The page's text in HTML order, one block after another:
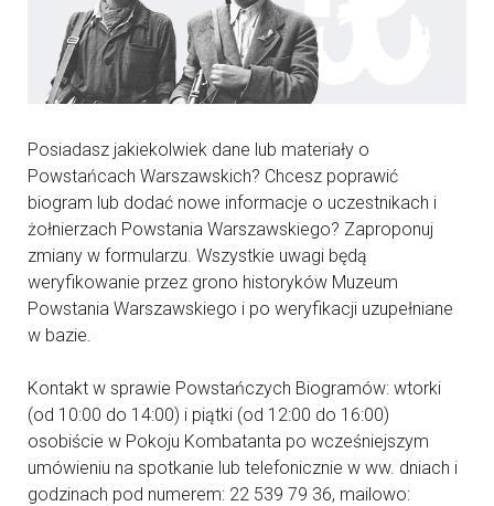
Posiadasz jakiekolwiek dane lub materiały o
Powstańcach Warszawskich? Chcesz poprawić
biogram lub dodać nowe informacje o uczestnikach i
żołnierzach Powstania Warszawskiego? Zaproponuj
zmiany w formularzu. Wszystkie uwagi będą
weryfikowanie przez grono historyków Muzeum
Powstania Warszawskiego i po weryfikacji uzupełniane
w bazie.
Kontakt w sprawie Powstańczych Biogramów: wtorki
(od 10:00 do 14:00) i piątki (od 12:00 do 16:00)
osobiście w Pokoju Kombatanta po wcześniejszym
umówieniu na spotkanie lub telefonicznie w ww. dniach i
godzinach pod numerem: 22 539 79 36, mailowo: